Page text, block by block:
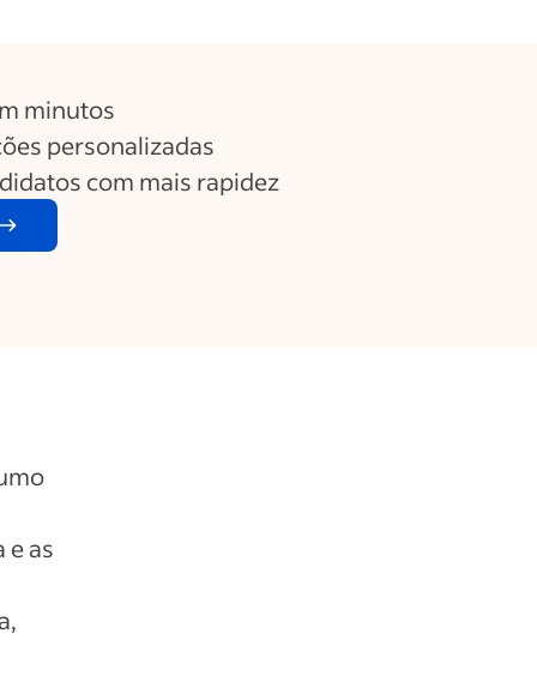
minutos
personalizadas
com mais rapidez
e as